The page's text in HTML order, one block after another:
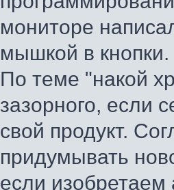
мониторе
мышкой в кнопки.
По теме "накой
зазорного, если
свой продукт.
придумывать
если